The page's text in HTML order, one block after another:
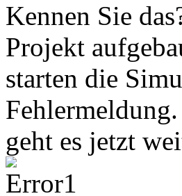
Kennen Sie
Projekt
starten die
geht es jetzt